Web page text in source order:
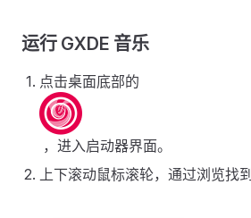
运行 GXDE 音乐
点击桌面底部的
，进入启动器界面。
上下滚动鼠标滚轮，通过浏览找到